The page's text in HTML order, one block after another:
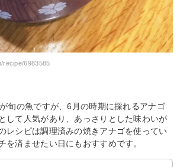
recipe/6983585
旬の魚ですが、6月の時期に採れるアナゴ
して人気があり、あっさりとした味わいが
レシピは調理済みの焼きアナゴを使ってい
を済ませたい日にもおすすめです。